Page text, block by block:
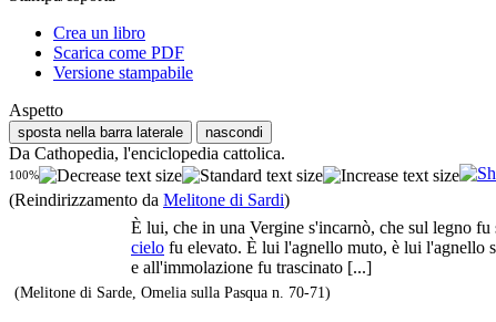
Crea un libro
Scarica come PDF
Versione stampabile
Aspetto
sposta nella barra laterale nascondi
Da Cathopedia, l'enciclopedia cattolica.
100%
(Reindirizzamento da Melitone di Sardi)
È lui, che in una Vergine s'incarnò, che sul legno fu
cielo fu elevato. È lui l'agnello muto, è lui l'agnello
e all'immolazione fu trascinato [...]
(Melitone di Sarde, Omelia sulla Pasqua n. 70-71)